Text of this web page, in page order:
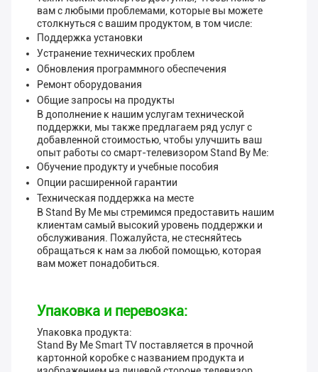
вам с любыми проблемами, которые вы можете
столкнуться с вашим продуктом, в том числе:
Поддержка установки
Устранение технических проблем
Обновления программного обеспечения
Ремонт оборудования
Общие запросы на продукты
В дополнение к нашим услугам технической
поддержки, мы также предлагаем ряд услуг с
добавленной стоимостью, чтобы улучшить ваш
опыт работы со смарт-телевизором Stand By Me:
Обучение продукту и учебные пособия
Опции расширенной гарантии
Техническая поддержка на месте
В Stand By Me мы стремимся предоставить нашим
клиентам самый высокий уровень поддержки и
обслуживания. Пожалуйста, не стесняйтесь
обращаться к нам за любой помощью, которая
вам может понадобиться.
Упаковка и перевозка:
Упаковка продукта:
Stand By Me Smart TV поставляется в прочной
картонной коробке с названием продукта и